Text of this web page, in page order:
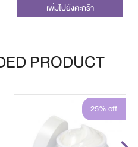
เพิ่มไปยังตะกร้า
PRODUCT
25% off